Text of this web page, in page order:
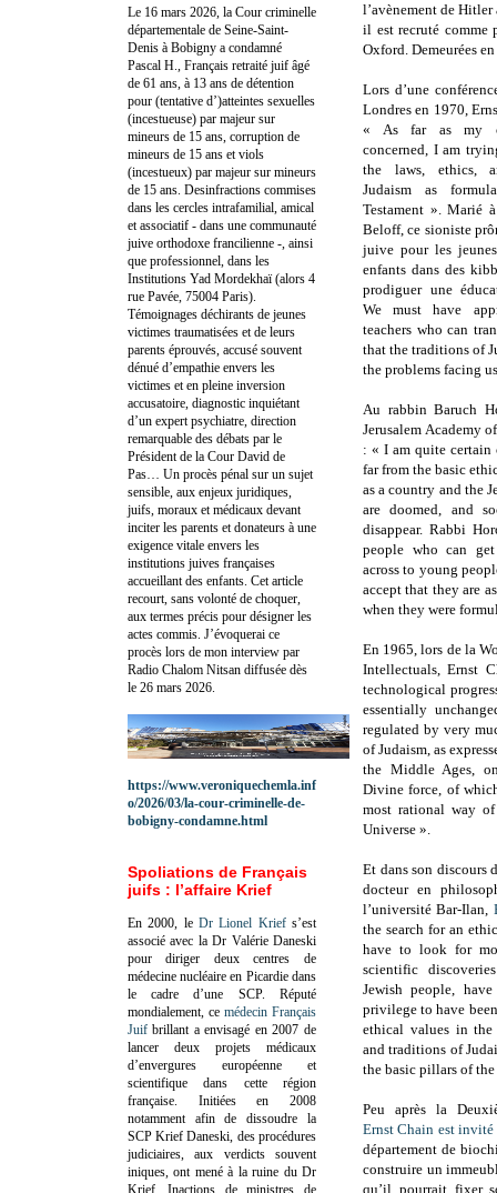
l’avènement de
il est recruté comme
Oxford. Demeurées
Lors d’une
Londres en 1970,
« As far as my
concerned, I am
the laws, ethics,
Judaism as
Testament ». Marié
Beloff, ce sioniste
juive pour les
enfants dans des
prodiguer une
We must have
teachers who can
that the traditions of
the problems facing
Au rabbin Baruch
Jerusalem Academy
: « I am quite
far from the basic
as a country and the
are doomed, and
disappear. Rabbi
people who can
across to young
accept that they are
when they were
En 1965, lors de la
Intellectuals, Ernst
technological
essentially
regulated by very
of Judaism, as
the Middle Ages,
Divine force, of
most rational way
Universe ».
Et dans son discours
docteur en
l’université Bar-Ilan,
the search for an
have to look for
scientific
Jewish people,
privilege to have
ethical values in
and traditions of
the basic pillars of
Peu après la
Ernst Chain est invité
département de
construire un
qu’il pourrait fixer
Le 16 mars 2026, la Cour criminelle
départementale de Seine-Saint-
Denis à Bobigny a condamné
Pascal H., Français retraité juif âgé
de 61 ans, à 13 ans de détention
pour (tentative d’)atteintes sexuelles
(incestueuse) par majeur sur
mineurs de 15 ans, corruption de
mineurs de 15 ans et viols
(incestueux) par majeur sur mineurs
de 15 ans. Desinfractions commises
dans les cercles intrafamilial, amical
et associatif - dans une communauté
juive orthodoxe francilienne -, ainsi
que professionnel, dans les
Institutions Yad Mordekhaï (alors 4
rue Pavée, 75004 Paris).
Témoignages déchirants de jeunes
victimes traumatisées et de leurs
parents éprouvés, accusé souvent
dénué d’empathie envers les
victimes et en pleine inversion
accusatoire, diagnostic inquiétant
d’un expert psychiatre, direction
remarquable des débats par le
Président de la Cour David de
Pas… Un procès pénal sur un sujet
sensible, aux enjeux juridiques,
juifs, moraux et médicaux devant
inciter les parents et donateurs à une
exigence vitale envers les
institutions juives françaises
accueillant des enfants. Cet article
recourt, sans volonté de choquer,
aux termes précis pour désigner les
actes commis. J’évoquerai ce
procès lors de mon interview par
Radio Chalom Nitsan diffusée dès
le 26 mars 2026.
https://www.veroniquechemla.inf
o/2026/03/la-cour-criminelle-de-
bobigny-condamne.html
Spoliations de Français
juifs : l’affaire Krief
En 2000, le Dr Lionel Kriefs’est
associé avec la Dr Valérie Daneski
pour diriger deux centres de
médecine nucléaire en Picardie dans
le cadre d’une SCP. Réputé
mondialement, ce médecin Français
Juif brillant a envisagé en 2007 de
lancer deux projets médicaux
d’envergures européenne et
scientifique dans cette région
française. Initiées en 2008
notamment afin de dissoudre la
SCP Krief Daneski, des procédures
judiciaires, aux verdicts souvent
iniques, ont mené à la ruine du Dr
Krief.Inactions de ministres de